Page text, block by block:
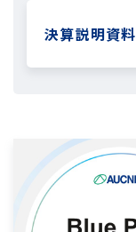
決算説明資料